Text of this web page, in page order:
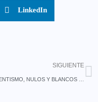
LinkedIn
SIGUIENTE